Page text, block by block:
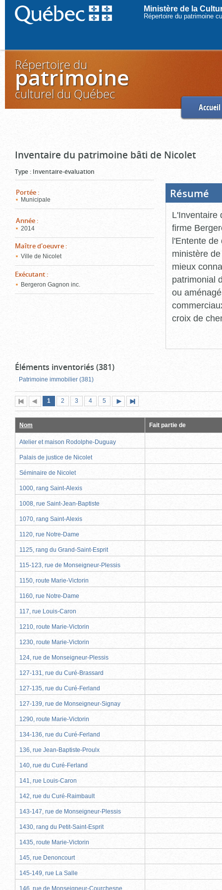
Ministère de la
Répertoire du patrimoine
Répertoire du
patrimoine
culturel du Québec
Accueil
Inventaire du patrimoine bâti de Nicolet
Type : Inventaire-évaluation
Portée :
Municipale
Année :
2014
Maître d'oeuvre :
Ville de Nicolet
Exécutant :
Bergeron Gagnon inc.
Résumé
L'Inventaire
firme
l'Entente de
ministère
mieux
patrimonial
ou
croix de
Éléments inventoriés (381)
Patrimoine immobilier (381)
Première
page
Page
précédente
Page
1 (page
actuelle)
Page
2 Page
3 Page
4 Page
5
suivante
page
Nom Fait partie de
Atelier et maison Rodolphe-Duguay
Palais de justice de Nicolet
Séminaire de Nicolet
1000, rang Saint-Alexis
1008, rue Saint-Jean-Baptiste
1070, rang Saint-Alexis
1120, rue Notre-Dame
1125, rang du Grand-Saint-Esprit
115-123, rue de Monseigneur-Plessis
1150, route Marie-Victorin
1160, rue Notre-Dame
117, rue Louis-Caron
1210, route Marie-Victorin
1230, route Marie-Victorin
124, rue de Monseigneur-Plessis
127-131, rue du Curé-Brassard
127-135, rue du Curé-Ferland
127-139, rue de Monseigneur-Signay
1290, route Marie-Victorin
134-136, rue du Curé-Ferland
136, rue Jean-Baptiste-Proulx
140, rue du Curé-Ferland
141, rue Louis-Caron
142, rue du Curé-Raimbault
143-147, rue de Monseigneur-Plessis
1430, rang du Petit-Saint-Esprit
1435, route Marie-Victorin
145, rue Denoncourt
145-149, rue La Salle
146, rue de Monseigneur-Courchesne